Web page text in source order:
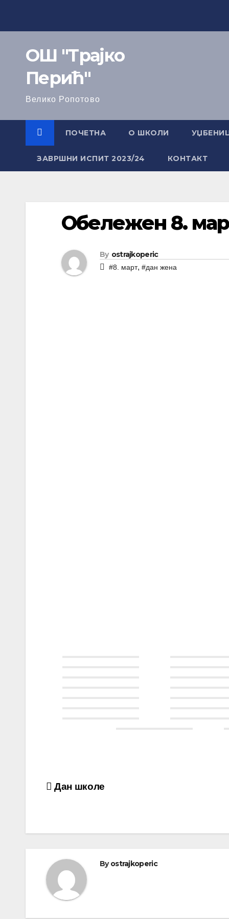
ОШ "Трајко
Перић"
Велико Ропотово
ПОЧЕТНА О ШКОЛИ
ЗАВРШНИ ИСПИТ 2023/24 КОНТАКТ
Обележен 8.
By ostrajkoperic
#8. март, #дан жена
Дан школе
Byostrajkoperic